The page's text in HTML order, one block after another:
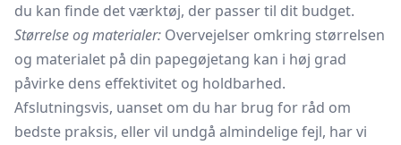
du kan finde det værktøj, der passer til dit budget.
Størrelse og materialer: Overvejelser omkring størrelsen
og materialet på din papegøjetang kan i høj grad
påvirke dens effektivitet og holdbarhed.
Afslutningsvis, uanset om du har brug for råd om
bedste praksis, eller vil undgå almindelige fejl, har vi